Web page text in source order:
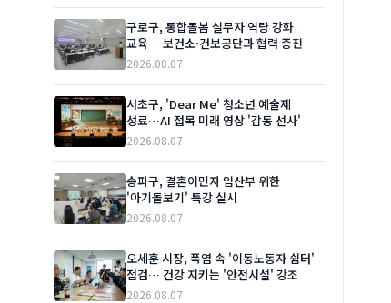
구로구, 통합돌봄 실무자 역량 강화
교육… 보건소·건보공단과 협력 증진
2026.08.07
서초구, 'Dear Me' 청소년 예술제
성료…AI 접목 미래 영상 '감동 선사'
2026.08.07
송파구, 결혼이민자 임산부 위한
'아기돌보기' 특강 실시
2026.08.07
오세훈 시장, 폭염 속 '이동노동자 쉼터'
점검… 건강 지키는 '안전시설' 강조
2026.08.07